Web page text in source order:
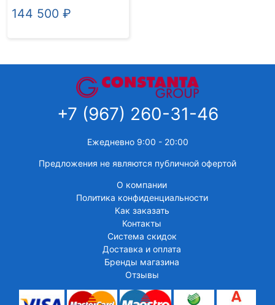
144 500 ₽
+7 (967) 260-31-46
Ежедневно 9:00 - 20:00
Предложения не являются публичной офертой
О компании
Политика конфиденциальности
Как заказать
Контакты
Система скидок
Доставка и оплата
Бренды магазина
Отзывы